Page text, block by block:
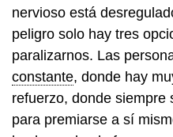
nervioso está
peligro solo hay tres
paralizarnos. Las
constante, donde hay
refuerzo, donde siempre
para premiarse a sí